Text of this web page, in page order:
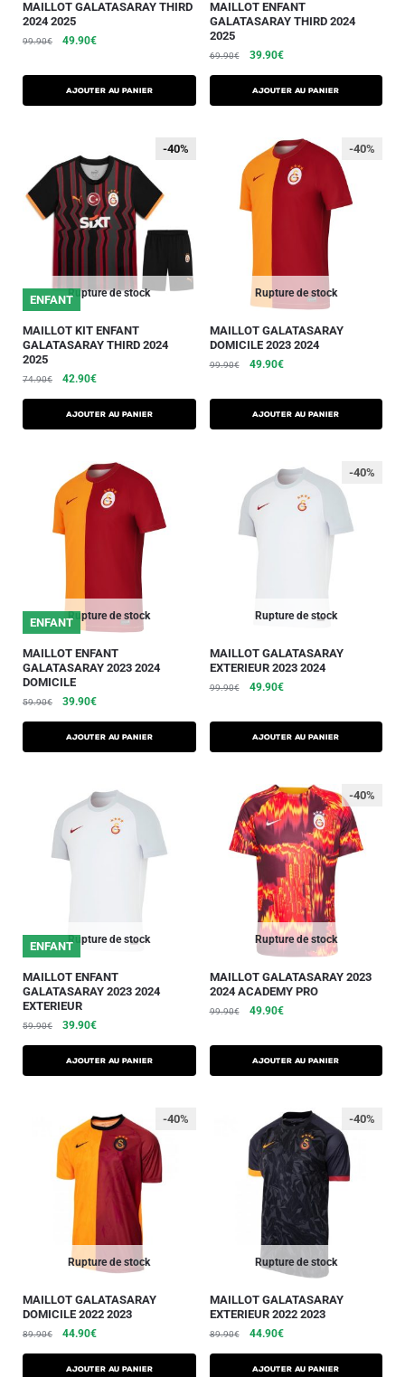
MAILLOT GALATASARAY THIRD
2024 2025
99.90€ 49.90€
AJOUTER AU PANIER
MAILLOT ENFANT
GALATASARAY THIRD 2024
2025
69.90€ 39.90€
AJOUTER AU PANIER
Rupture de stock
-40%
ENFANT
-40%
MAILLOT KIT ENFANT
GALATASARAY THIRD 2024
2025
74.90€ 42.90€
AJOUTER AU PANIER
Rupture de stock
-40%
MAILLOT GALATASARAY
DOMICILE 2023 2024
99.90€ 49.90€
AJOUTER AU PANIER
Rupture de stock
ENFANT
MAILLOT ENFANT
GALATASARAY 2023 2024
DOMICILE
59.90€ 39.90€
AJOUTER AU PANIER
Rupture de stock
-40%
MAILLOT GALATASARAY
EXTERIEUR 2023 2024
99.90€ 49.90€
AJOUTER AU PANIER
Rupture de stock
ENFANT
MAILLOT ENFANT
GALATASARAY 2023 2024
EXTERIEUR
59.90€ 39.90€
AJOUTER AU PANIER
Rupture de stock
-40%
MAILLOT GALATASARAY 2023
2024 ACADEMY PRO
99.90€ 49.90€
AJOUTER AU PANIER
Rupture de stock
-40%
MAILLOT GALATASARAY
DOMICILE 2022 2023
89.90€ 44.90€
AJOUTER AU PANIER
Rupture de stock
-40%
MAILLOT GALATASARAY
EXTERIEUR 2022 2023
89.90€ 44.90€
AJOUTER AU PANIER